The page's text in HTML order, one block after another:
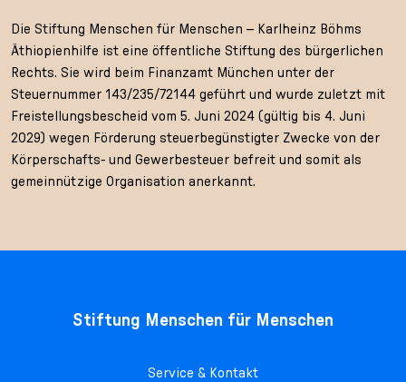
Die Stiftung Menschen für Menschen – Karlheinz Böhms
Äthiopienhilfe ist eine öffentliche Stiftung des bürgerlichen
Rechts. Sie wird beim Finanzamt München unter der
Steuernummer 143/235/72144 geführt und wurde zuletzt mit
Freistellungsbescheid vom 5. Juni 2024 (gültig bis 4. Juni
2029) wegen Förderung steuerbegünstigter Zwecke von der
Körperschafts- und Gewerbesteuer befreit und somit als
gemeinnützige Organisation anerkannt.
Stiftung Menschen für Menschen
Service & Kontakt